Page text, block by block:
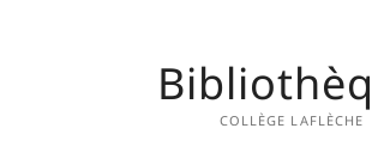
COLLÈGE LAFLÈCHE